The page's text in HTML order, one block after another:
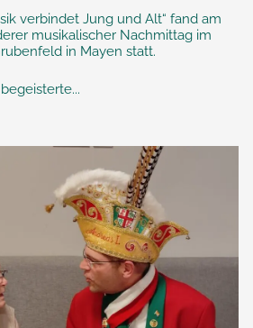
verbindet Jung und Alt“ fand am
musikalischer Nachmittag im
in Mayen statt.